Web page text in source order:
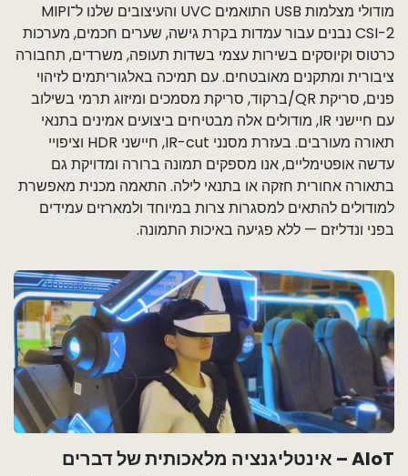
מודולי מצלמות USB התואמים UVC והעיצובים שלנו ל־MIPI
CSI-2 נבנים עבור עמדות בקרת גישה, שערים חכמים, מערכות
כרטוס וקיוסקים בשירות עצמי בשדות תעופה, משרדים, תחבורה
ציבורית ומתקנים מאובטחים. עם תמיכה באלגוריתמים לזיהוי
פנים, סריקת QR/ברקוד, סריקת מסמכים ומיזוג תרמי בשילוב
עם חיישני IR, מודולים אלה מבטיחים ביצועים אמינים בתנאי
תאורה מעורבים. בעזרת מסנני IR-cut, חיישני HDR וציפויי
עדשה אופטימליים, אנו מספקים תמונה ברורה ומדויקת גם
בתאורה אחורית חזקה או בתנאי לילה. התאמה מכנית מאפשרת
למודולים להתאים למסגרות צרות במיוחד ולמארזים עמידים
בפני ונדליזם — ללא פגיעה באיכות התמונה.
AloT – אינטליגנציה מלאכותית של דברים